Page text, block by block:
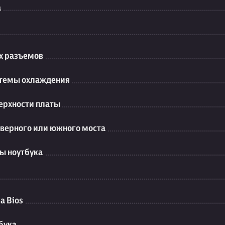
разъемов
охлаждения
платы
или южного моста
ноутбука
Bios